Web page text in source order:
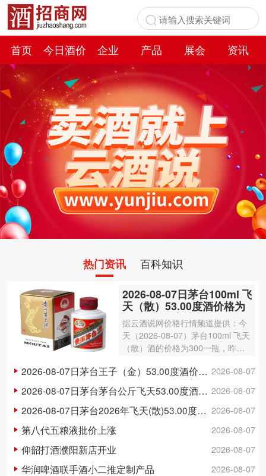
首页 今日酒价 企业 产品 展会
资讯
百科
热门资讯 百科知识
2026-08-07日茅台100ml 飞
天（散）53.00度酒价格为
300一瓶，上涨 3元
据云酒说网价格行情频道提供：今
天（2026-08-07）茅台100ml 飞天
（散）酒的价格为300一瓶，昨日
00ml 飞天（散）酒容量为100ml，
酒精度数为53.00度。茅台酒除了年
份因素之外…
2026-08-07
2026-08-07日茅台王子（金）53.00度酒价格为148一瓶，下跌 5元
2026-08-07
2026-08-07日茅台茅台公斤飞天53.00度酒价格为3,250一瓶，下跌 20元
2026-08-07
2026-08-07日茅台2026年飞天(散)53.00度酒价格为1,700一瓶，上涨 5元
2026-08-07
第八代五粮液批价上涨
2026-08-07
仰韶打酒濮阳新店开业
2026-08-07
华润啤酒联手酒小二推定制产品